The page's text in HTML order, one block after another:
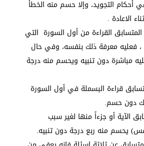
أحكام التجويد، وإلا حسم منه الخطأ
الاعادة .
القراءة من أول السورة التي
، فعليه معرفة ذلك بنفسه، وفي حال
مباشرة دون تنبيه ويحسم منه درجة
قراءة البسملة في أول السورة
دون حسم.
الآية أو جزءاً منها لغير سبب
يحسم منه ربع درجة دون تنبيه.